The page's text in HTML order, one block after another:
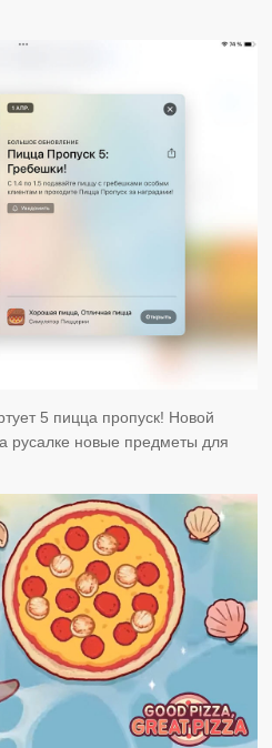
5 пицца пропуск! Новой
русалке новые предметы для